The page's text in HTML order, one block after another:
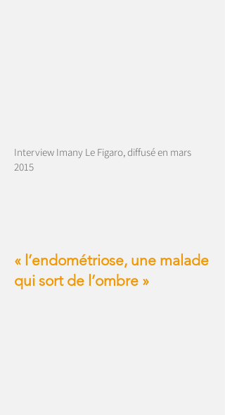
Interview Imany Le Figaro, diffusé en mars
2015
« l’endométriose, une malade
qui sort de l’ombre »